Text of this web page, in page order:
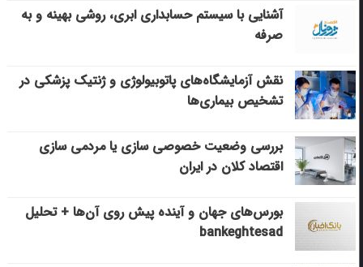
آشنایی با سیستم حسابداری ابری، روشی بهینه و به
صرفه
نقش آزمایشگاه‌های پاتوبیولوژی و ژنتیک پزشکی در
تشخیص بیماری‌ها
بررسی وضعیت خصوصی سازی یا مردمی سازی
اقتصاد کلان در ایران
بورس‌های جهان و آینده پیش روی آن‌ها + تحلیل
bankeghtesad